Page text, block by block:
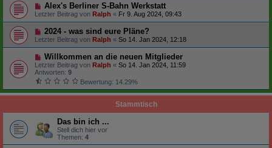
Alex's Berliner S-Bahn Werkstatt
Letzter Beitrag von Ralph « Fr 9. Aug 2024, 09:43
2024 - was sind eure Pläne?
Letzter Beitrag von Ralph « So 14. Jan 2024, 12:18
Willkommen an die neuen Mitglieder
Letzter Beitrag von Ralph « So 14. Jan 2024, 11:59
Antworten: 9
Bewertung: 14.29%
Stammtisch
Das bin ich ...
Stell dich hier vor
Themen: 4